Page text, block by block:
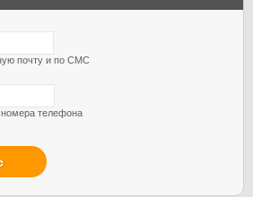
почту и по СМС
телефона